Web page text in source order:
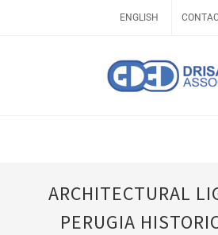
ENGLISH
ARCHITECTURAL
PERUGIA